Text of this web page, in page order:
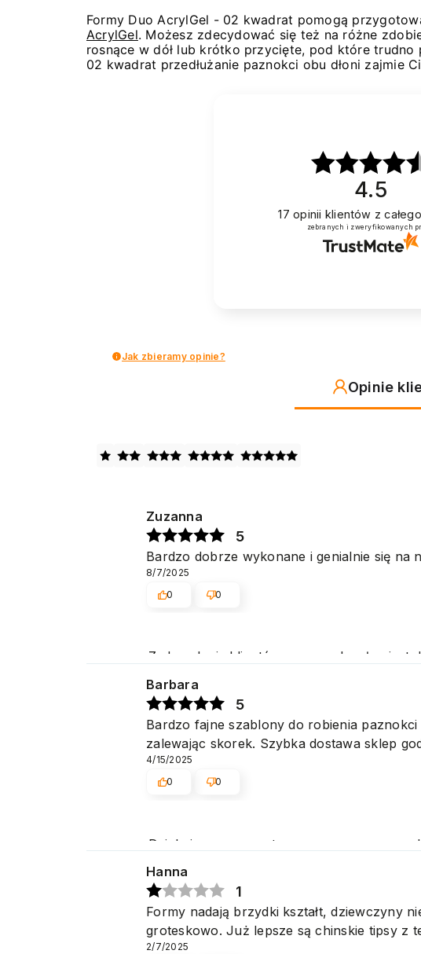
Formy Duo AcrylGel - 02 kwadrat pomogą
AcrylGel. Możesz zdecydować się też na różne
rosnące w dół lub krótko przycięte, pod które
02 kwadrat przedłużanie paznokci obu dłoni zajmie
4.5
17 opinii klientów z
zebranych i zweryfikowanych
Jak zbieramy opinie?
Opinie
Zadowolenie klientów z naszych usług jest
Zuzanna
5
Bardzo dobrze wykonane i genialnie się na
8/7/2025
0
0
Dziękujemy za pozytywną ocenę naszego
Barbara
5
Bardzo fajne szablony do robienia
zalewając skorek. Szybka dostawa sklep
4/15/2025
0
0
Hanna
1
Formy nadają brzydki kształt, dziewczyny
groteskowo. Już lepsze są chinskie tipsy z
2/7/2025